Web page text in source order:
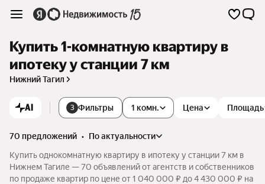
Купить 1-комнатную квартиру в
ипотеку у станции 7 км
Нижний Тагил
AI 3 Фильтры 1 комн. Цена Площадь
70 предложений •
по актуальности
Купить однокомнатную квартиру в ипотеку у станции 7 км в
Нижнем Тагиле — 70 объявлений от агентств и собственников
по продаже квартир по цене от 1 040 000 ₽ до 4 430 000 ₽ на